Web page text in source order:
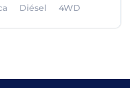
Diésel 4WD